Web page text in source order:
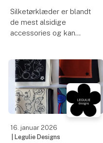
Silketørklæder er blandt
de mest alsidige
accessories og kan
halsen er tidløst elegant,
men de forskellige
størrelser åbner op for
endnu flere måder at
bær
16. januar 2026
| Legulie Designs